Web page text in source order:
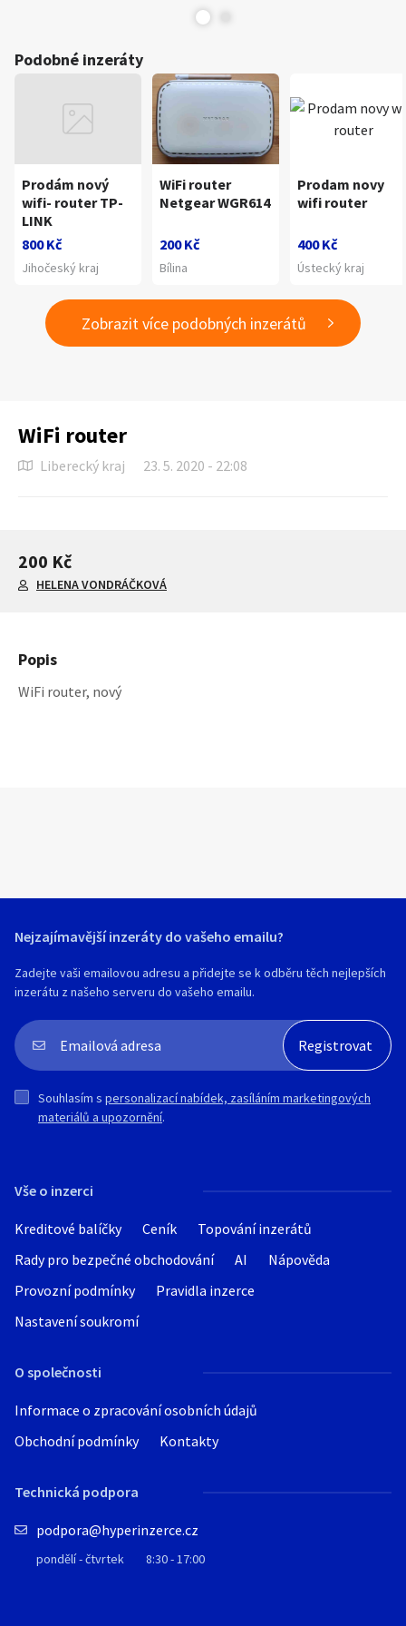
Podobné inzeráty
Prodám nový
wifi- router TP-
LINK
800 Kč
Jihočeský kraj
WiFi router
Netgear WGR614
200 Kč
Bílina
Prodam novy
wifi router
400 Kč
Ústecký kraj
Zobrazit více podobných inzerátů
WiFi router
Liberecký kraj 23. 5. 2020 - 22:08
200 Kč
HELENA VONDRÁČKOVÁ
Popis
WiFi router, nový
Vše o inzerci
Kreditové balíčky Ceník
Topování inzerátů
Rady pro bezpečné obchodování
AI
Nápověda
Provozní podmínky
Pravidla inzerce
Nastavení soukromí
O společnosti
Informace o zpracování osobních údajů
Obchodní podmínky
Kontakty
Technická podpora
podpora@hyperinzerce.cz
pondělí - čtvrtek 8:30 - 17:00
Nejzajímavější inzeráty do vašeho emailu?
Zadejte vaši emailovou adresu a přidejte se k odběru těch nejlepších
inzerátu z našeho serveru do vašeho emailu.
Souhlasím s personalizací nabídek, zasíláním marketingových
materiálů a upozornění.